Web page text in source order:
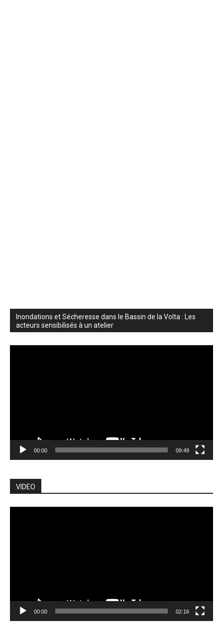
Inondations et Sécheresse dans le Bassin de la Volta : Les
acteurs sensibilisés à un atelier
00:00 09:49
VIDEO
00:00 02:16